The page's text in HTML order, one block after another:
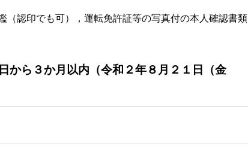
（認印でも可），運転免許証等の写真付の本人確認書類
から３か月以内（令和２年８月２１日（金